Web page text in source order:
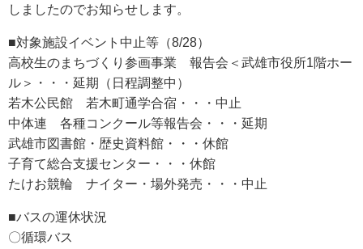
しましたのでお知らせします。
■対象施設イベント中止等（8/28）
高校生のまちづくり参画事業 報告会＜武雄市役所1階ホー
ル＞・・・延期（日程調整中）
若木公民館 若木町通学合宿・・・中止
中体連 各種コンクール等報告会・・・延期
武雄市図書館・歴史資料館・・・休館
子育て総合支援センター・・・休館
たけお競輪 ナイター・場外発売・・・中止
■バスの運休状況
〇循環バス